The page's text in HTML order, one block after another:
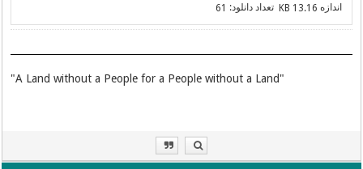
اندازه 13.16 KB تعداد دانلود: 61
"A Land without a People for a People without a Land"